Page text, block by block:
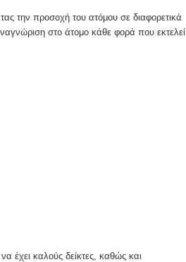
την προσοχή του ατόμου σε διαφορετικά
στο άτομο κάθε φορά που εκτελεί
έχει καλούς δείκτες, καθώς και